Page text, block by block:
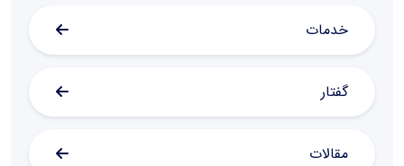
خدمات
گفتار
مقالات